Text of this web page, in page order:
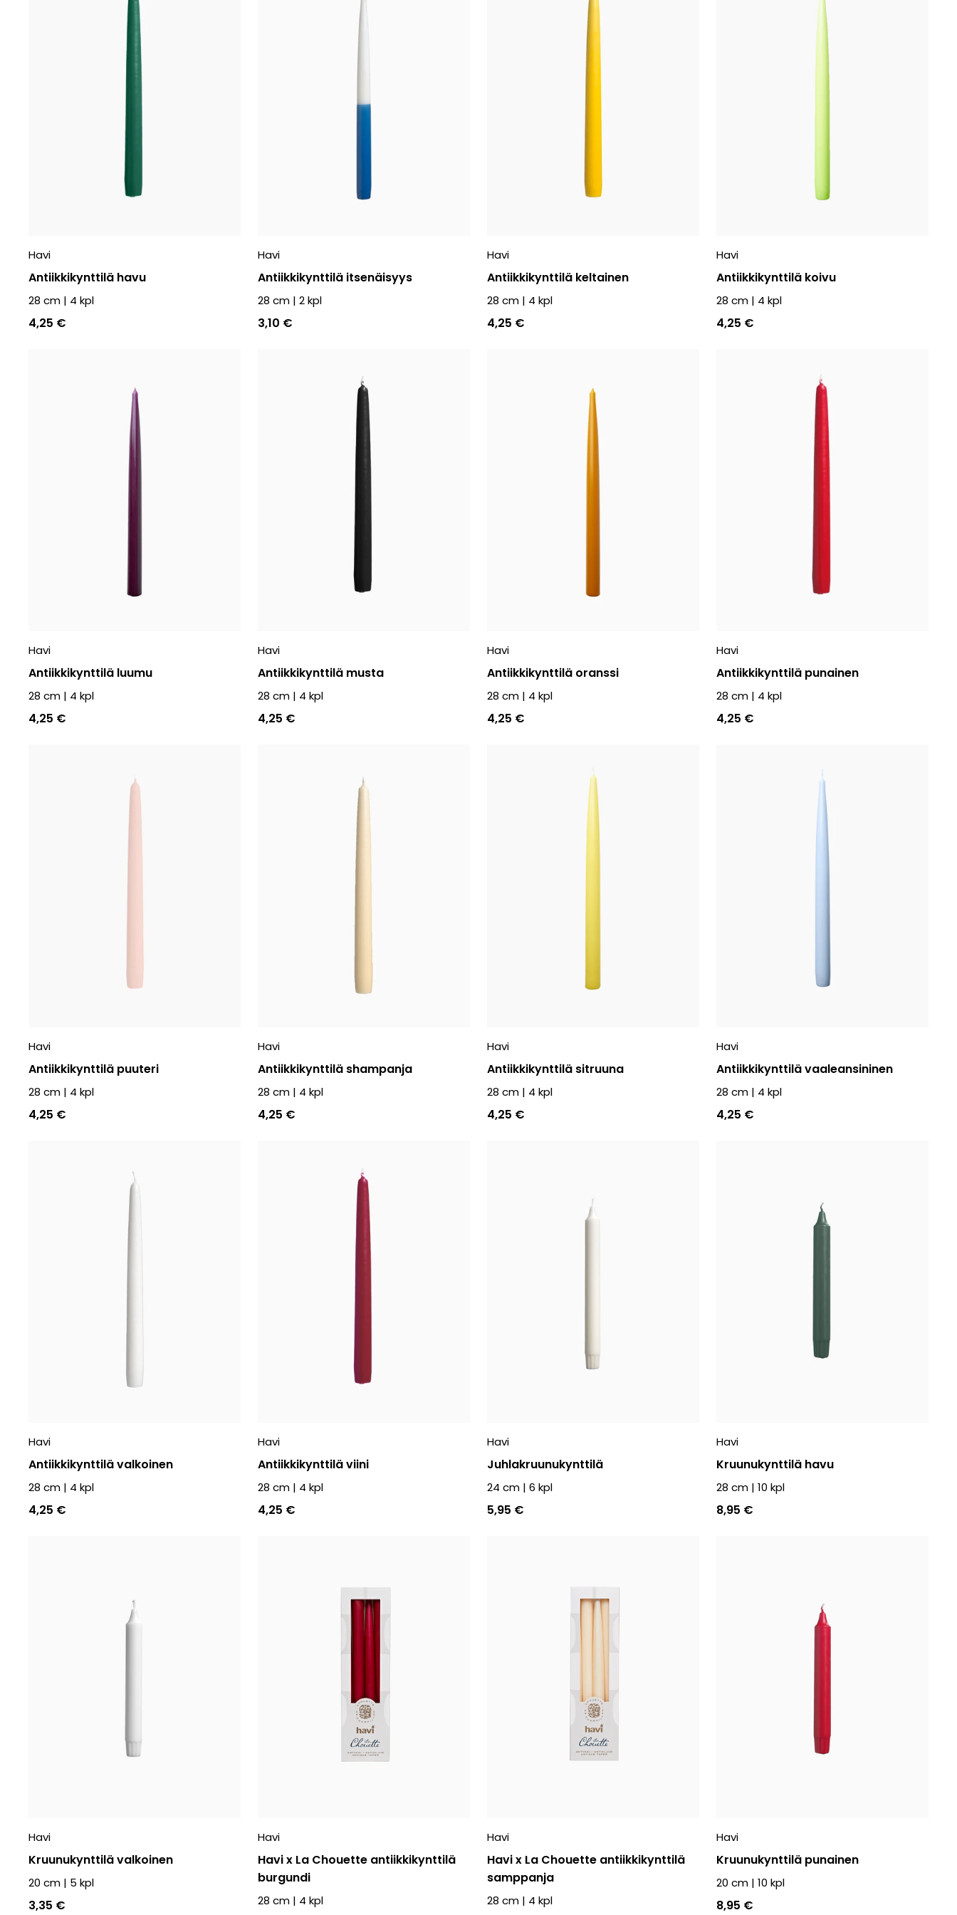
Havi
Antiikkikynttilä havu
28 cm | 4 kpl
4,25 €
Havi
Antiikkikynttilä itsenäisyys
28 cm | 2kpl
3,10 €
Havi
Antiikkikynttilä keltainen
28 cm | 4 kpl
4,25 €
Havi
Antiikkikynttilä koivu
28 cm | 4 kpl
4,25 €
Havi
Antiikkikynttilä luumu
28 cm | 4 kpl
4,25 €
Havi
Antiikkikynttilä musta
28 cm | 4 kpl
4,25 €
Havi
Antiikkikynttilä oranssi
28 cm | 4 kpl
4,25 €
Havi
Antiikkikynttilä punainen
28 cm | 4 kpl
4,25 €
Havi
Antiikkikynttilä puuteri
28 cm | 4 kpl
4,25 €
Havi
Antiikkikynttilä shampanja
28 cm | 4 kpl
4,25 €
Havi
Antiikkikynttilä sitruuna
28 cm | 4 kpl
4,25 €
Havi
Antiikkikynttilä vaaleansininen
28 cm | 4 kpl
4,25 €
Havi
Antiikkikynttilä valkoinen
28 cm | 4 kpl
4,25 €
Havi
Antiikkikynttilä viini
28 cm | 4 kpl
4,25 €
Havi
Juhlakruunukynttilä
24 cm | 6 kpl
5,95 €
Havi
Kruunukynttilä havu
28 cm | 10 kpl
8,95 €
Havi
Kruunukynttilä valkoinen
20 cm | 5 kpl
3,35 €
Havi
Havi x La Chouette antiikkikynttilä
burgundi
28 cm | 4 kpl
Havi
Havi x La Chouette antiikkikynttilä
samppanja
28 cm | 4 kpl
Havi
Kruunukynttilä punainen
20 cm | 10 kpl
8,95 €